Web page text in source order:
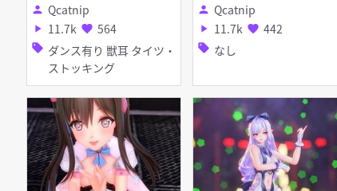
person Qcatnip
play_arrow 11.7k favorite 564
sell ダンス有り 獣耳 タイツ・
ストッキング
person Qcatnip
play_arrow 11.7k favorite 442
sell なし